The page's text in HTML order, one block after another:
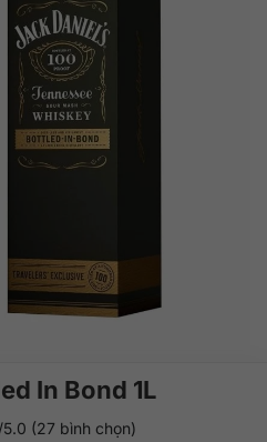
In Bond 1L
(27 bình chọn)